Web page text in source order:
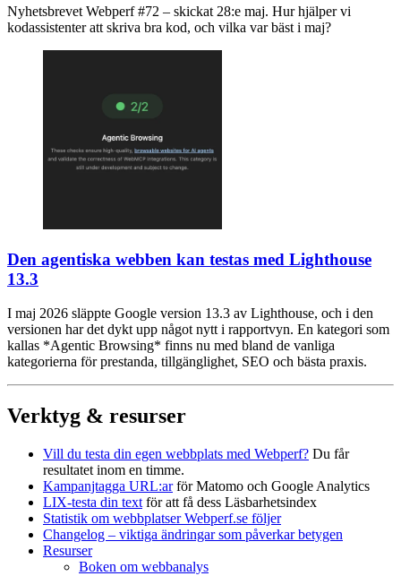
Nyhetsbrevet Webperf #72 – skickat 28:e maj. Hur hjälper vi
kodassistenter att skriva bra kod, och vilka var bäst i maj?
Den agentiska webben kan testas med Lighthouse
13.3
I maj 2026 släppte Google version 13.3 av Lighthouse, och i den
versionen har det dykt upp något nytt i rapportvyn. En kategori som
kallas *Agentic Browsing* finns nu med bland de vanliga
kategorierna för prestanda, tillgänglighet, SEO och bästa praxis.
Verktyg & resurser
Vill du testa din egen webbplats med Webperf? Du får
resultatet inom en timme.
Kampanjtagga URL:arför Matomo och Google Analytics
LIX-testa din text för att få dess Läsbarhetsindex
Statistik om webbplatser Webperf.se följer
Changelog – viktiga ändringar som påverkar betygen
Resurser
Boken om webbanalys